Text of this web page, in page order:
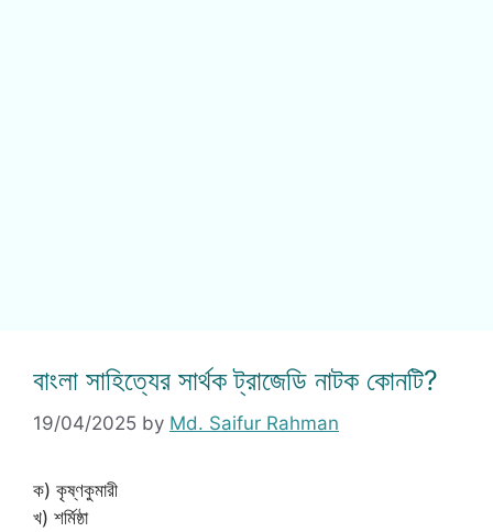
বাংলা সাহিত্যের সার্থক ট্রাজেডি নাটক কোনটি?
19/04/2025 by Md. Saifur Rahman
ক) কৃষ্ণকুমারী
খ) শর্মিষ্ঠা